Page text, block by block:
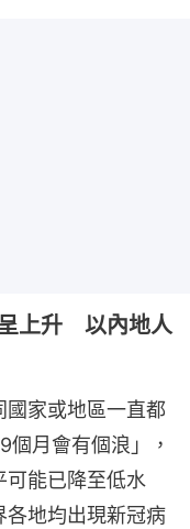
上升 以內地人
國家或地區一直都
月會有個浪」，
可能已降至低水
各地均出現新冠病